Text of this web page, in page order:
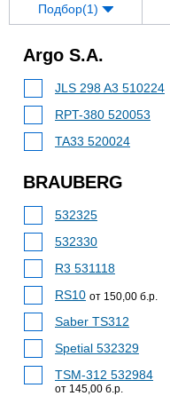
Подбор(1)
Argo S.A.
JLS 298 A3 510224
RPT-380 520053
TA33 520024
BRAUBERG
532325
532330
R3 531118
RS10 от 150,00 б.р.
Saber TS312
Spetial 532329
TSM-312 532984
от 145,00 б.р.